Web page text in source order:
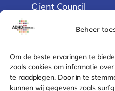
Beheer
Om de beste ervaringen te
zoals cookies om informatie
te raadplegen. Door in te
kunnen wij gegevens zoals
Client Council
Terms and
Disclaimer
Cookie Policy (EU)